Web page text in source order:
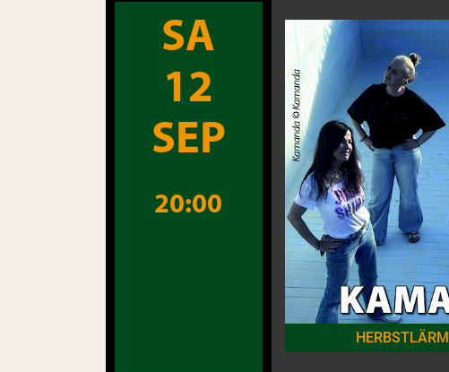
SA
12
SEP
20:00